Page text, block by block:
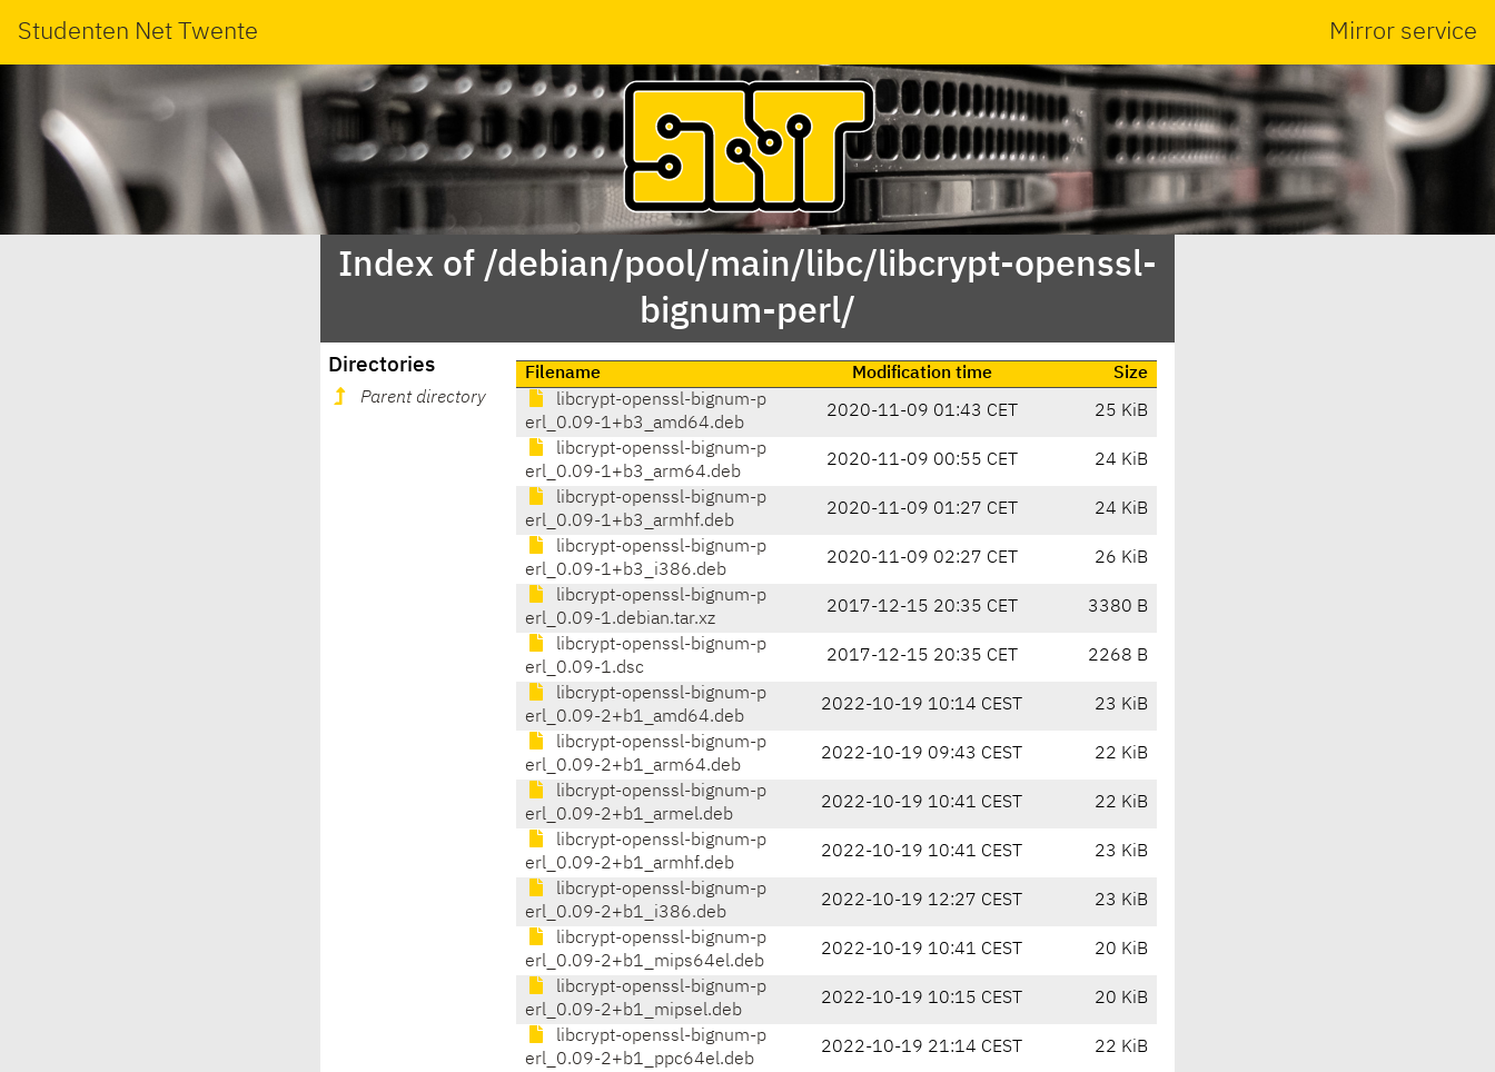
Studenten Net Twente Mirror service
Index of /debian/pool/main/libc/libcrypt-openssl-
bignum-perl/
Directories
Parent directory
Filename Modification time
Size
libcrypt-openssl-bignum-p
erl_0.09-1+b3_amd64.deb
2020-11-09 01:43 CET 25 KiB
libcrypt-openssl-bignum-p
erl_0.09-1+b3_arm64.deb
2020-11-09 00:55 CET 24 KiB
libcrypt-openssl-bignum-p
erl_0.09-1+b3_armhf.deb
2020-11-09 01:27 CET 24 KiB
libcrypt-openssl-bignum-p
erl_0.09-1+b3_i386.deb
2020-11-09 02:27 CET 26 KiB
libcrypt-openssl-bignum-p
erl_0.09-1.debian.tar.xz
2017-12-15 20:35 CET 3380 B
libcrypt-openssl-bignum-p
erl_0.09-1.dsc
2017-12-15 20:35 CET 2268 B
libcrypt-openssl-bignum-p
erl_0.09-2+b1_amd64.deb
2022-10-19 10:14 CEST 23 KiB
libcrypt-openssl-bignum-p
erl_0.09-2+b1_arm64.deb
2022-10-19 09:43 CEST 22 KiB
libcrypt-openssl-bignum-p
erl_0.09-2+b1_armel.deb
2022-10-19 10:41 CEST 22 KiB
libcrypt-openssl-bignum-p
erl_0.09-2+b1_armhf.deb
2022-10-19 10:41 CEST 23 KiB
libcrypt-openssl-bignum-p
erl_0.09-2+b1_i386.deb
2022-10-19 12:27 CEST 23 KiB
libcrypt-openssl-bignum-p
erl_0.09-2+b1_mips64el.deb
2022-10-19 10:41 CEST 20 KiB
libcrypt-openssl-bignum-p
erl_0.09-2+b1_mipsel.deb
2022-10-19 10:15 CEST 20 KiB
libcrypt-openssl-bignum-p
erl_0.09-2+b1_ppc64el.deb
2022-10-19 21:14 CEST 22 KiB